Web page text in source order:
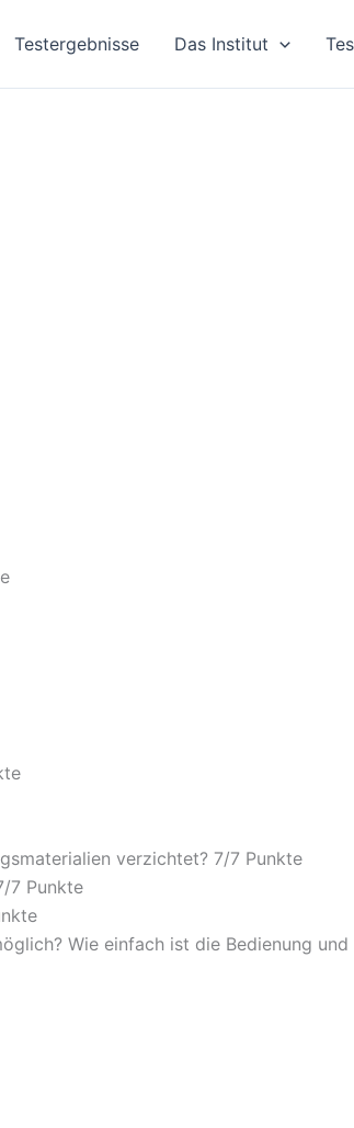
Testergebnisse Das Institut
verzichtet? 7/7 Punkte
7 Punkte
Wie einfach ist die Bedienung